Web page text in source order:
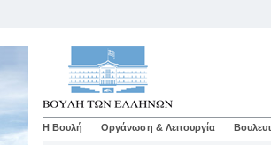
Η Βουλή Οργάνωση & Λειτουργία